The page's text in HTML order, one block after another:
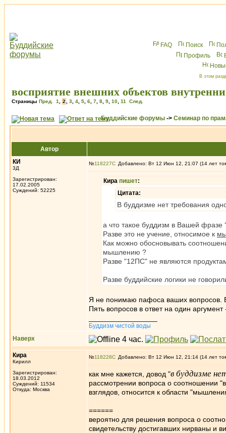
FAQ Поиск
Профиль
В этом
восприятие внешних объектов
Страницы Пред. 1 2 3 4 5 6 7 8 9 10 11 След.
Буддийские форумы -> Семинар по
Автор
КИ
3Д
Зарегистрирован:
17.02.2005
Суждений: 52225
№118227 Добавлено: Вт 12 Июн 12, 21:07 (14 лет
Кира пишет:
Цитата:
В буддизме нет требования
а что такое буддизм в Вашей фразе
Разве это не учение, относимое к
Как можно обосновывать
мышлению ?
Разве "12ПС" не являются
Разве буддийские логики не
Я не понимаю пафоса ваших вопросов.
Пять вопросов в ответ на один
Буддизм чистой воды
Наверх
Кира
Кирилл
Зарегистрирован:
18.03.2012
Суждений: 11534
Откуда: Москва
№118228 Добавлено: Вт 12 Июн 12, 21:14 (14 лет
как мне кажется, довод "в буддизме
рассмотрении вопроса о соотношении
взглядов, относится к области
======
вероятно для решения вопроса о
свидетельству достигавших нирваны и